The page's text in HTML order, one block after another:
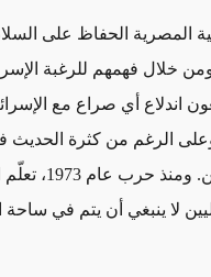
المصرية الحفاظ على
خلال فهمهم للرغبة
أي صراع مع
الرغم من كثرة الحديث
الفلسطينيين
لا ينبغي أن يتم في